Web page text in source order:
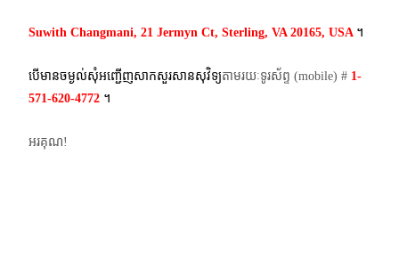
Suwith Changmani, 21 Jermyn Ct, Sterling, VA 20165, USA ។​
បើមានចម្ងល់​សុំអញ្ជើញសាកសួរសានសុវិទ្យតាមរយៈទូរស័ព្ទ​ (mobile)​ # 1-
571-620-4772​ ។
អរគុណ!